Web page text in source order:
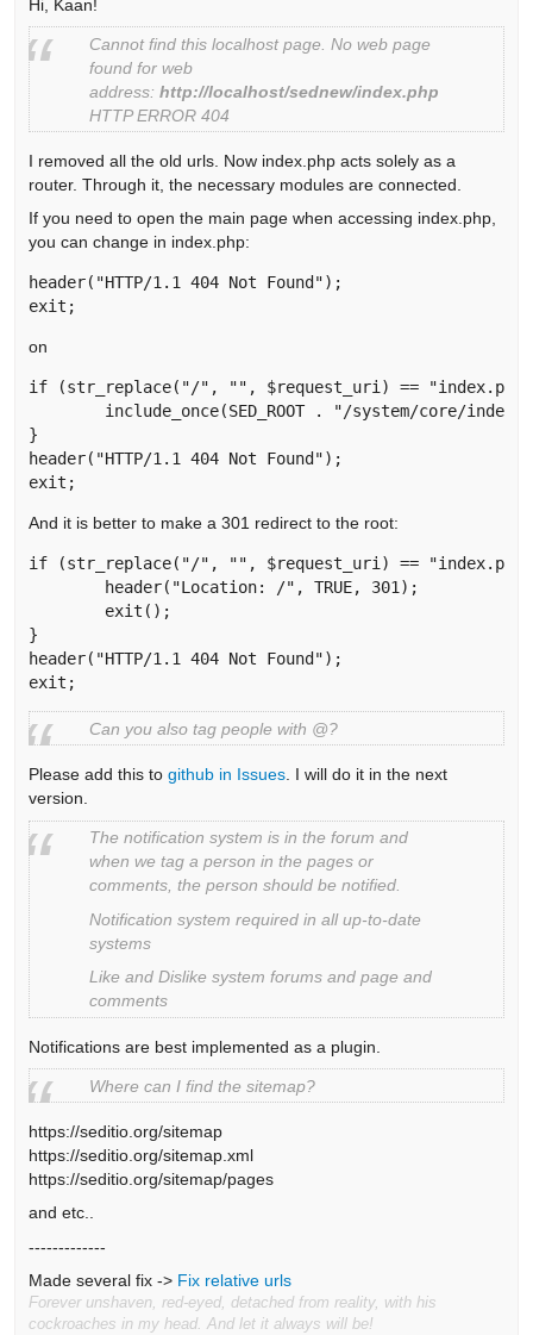
Hi, Kaan!
Cannot find this localhost page. No web page
found for web
address:http://localhost/sednew/index.php
HTTP ERROR 404
I removed all the old urls. Now index.php acts solely as a
router. Through it, the necessary modules are connected.
If you need to open the main page when accessing index.php,
you can change in index.php:
header("HTTP/1.1 404 Not Found");
exit;
on
if (str_replace("/", "", $request_uri) ==
}
header("HTTP/1.1 404 Not Found");
exit;
And it is better to make a 301 redirect to the root:
if (str_replace("/", "", $request_uri) ==
}
header("HTTP/1.1 404 Not Found");
exit;
Can you also tag people with @?
Please add this togithub in Issues. I will do it in the next
version.
The notification system is in the forum and
when we tag a person in the pages or
comments, the person should be notified.
Notification system required in all up-to-date
systems
Like and Dislike system forums and page and
comments
Notifications are best implemented as a plugin.
Where can I find the sitemap?
https://seditio.org/sitemap
https://seditio.org/sitemap.xml
https://seditio.org/sitemap/pages
and etc..
-------------
Made several fix -> Fix relative urls
Forever unshaven, red-eyed, detached from reality, with his
cockroaches in my head. And let it always will be!